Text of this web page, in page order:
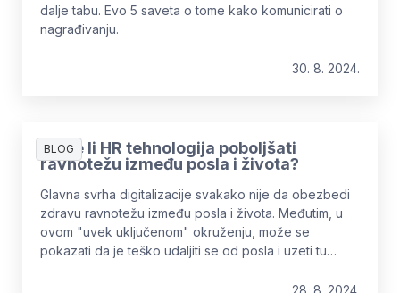
dalje tabu. Evo 5 saveta o tome kako komunicirati o
nagrađivanju.
30. 8. 2024.
BLOG
Može li HR tehnologija poboljšati
ravnotežu između posla i života?
Glavna svrha digitalizacije svakako nije da obezbedi
zdravu ravnotežu između posla i života. Međutim, u
ovom "uvek uključenom" okruženju, može se
pokazati da je teško udaljiti se od posla i uzeti tu